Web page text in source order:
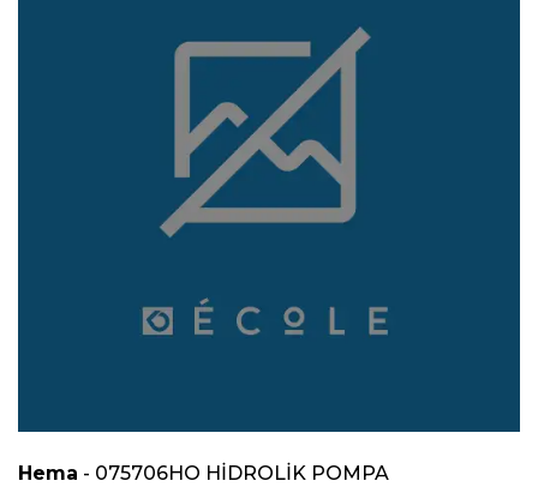
Hema - 075706HO HİDROLİK POMPA